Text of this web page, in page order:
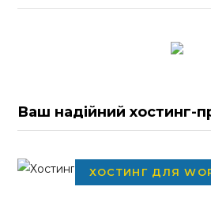
Ваш надійний хостинг-
ХОСТИНГ ДЛЯ